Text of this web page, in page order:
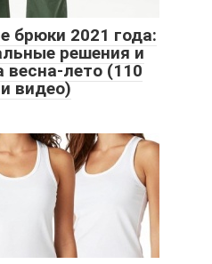
брюки 2021 года:
решения и
весна-лето (110
видео)